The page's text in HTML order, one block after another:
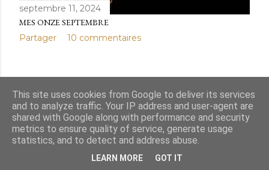
septembre 11, 2024
MES ONZE SEPTEMBRE
Partager
10 commentaires
Fourni par Blogger
Marl'Aime (Marlène MARTINVALET)
This site uses cookies from Google to deliver its services
and to analyze traffic. Your IP address and user-agent are
shared with Google along with performance and security
metrics to ensure quality of service, generate usage
statistics, and to detect and address abuse.
LEARN MORE GOT IT